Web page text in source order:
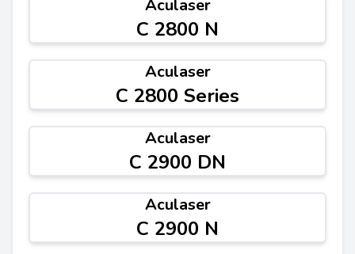
Aculaser
C 2800 N
Aculaser
C 2800 Series
Aculaser
C 2900 DN
Aculaser
C 2900 N